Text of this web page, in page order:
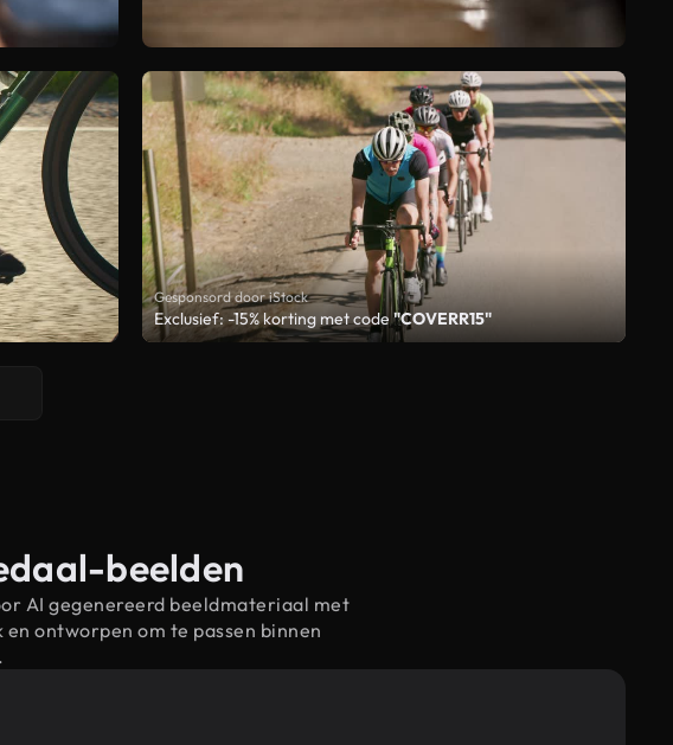
Gesponsord door iStock
Exclusief: -15% korting met code"COVERR15"
beelden
AI gegenereerd beeldmateriaal met
ontworpen om te passen binnen